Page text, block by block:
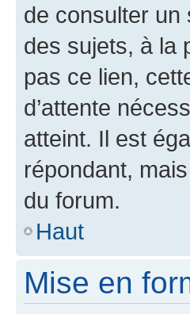
de consulter un
des sujets, à la
pas ce lien,
d’attente
atteint. Il est
répondant,
du forum.
Haut
Mise en